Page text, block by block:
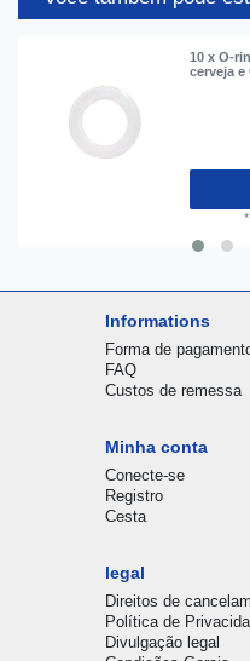
10 x O-
cerveja
*
Informations
Forma de
FAQ
Custos de remessa
Minha conta
Conecte-se
Registro
Cesta
legal
Direitos de
Política de
Divulgação legal